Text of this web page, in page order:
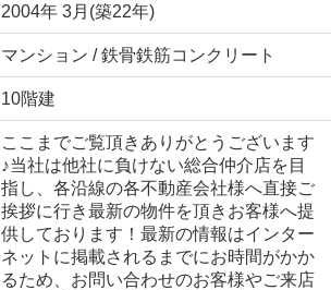
2004年 3月(築22年)
マンション / 鉄骨鉄筋コンクリート
10階建
ここまでご覧頂きありがとうございます
♪当社は他社に負けない総合仲介店を目
指し、各沿線の各不動産会社様へ直接ご
挨拶に行き最新の物件を頂きお客様へ提
供しております！最新の情報はインター
ネットに掲載されるまでにお時間がかか
るため、お問い合わせのお客様やご来店